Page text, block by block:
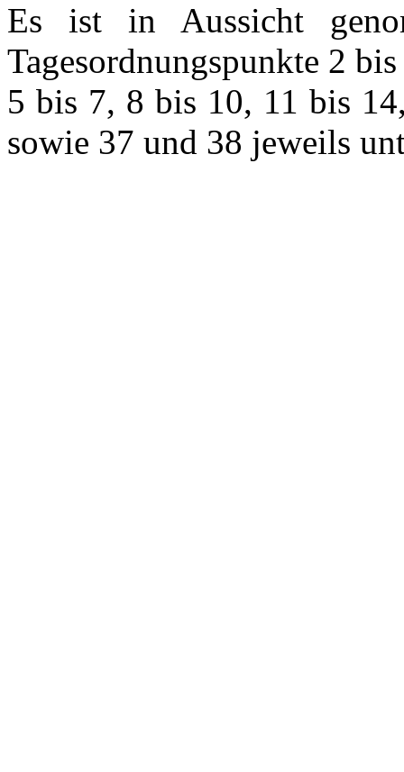
Es ist in Aussicht
Tagesordnungspunkte 2
5 bis 7, 8 bis 10, 11 bis
sowie 37 und 38 jeweils